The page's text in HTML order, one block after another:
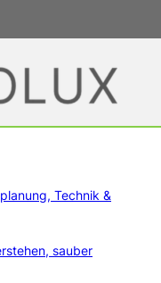
Technik &
sauber